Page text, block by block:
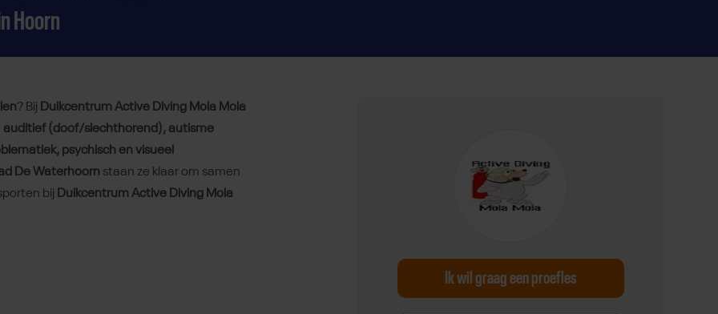
Hoorn
? Bij Duikcentrum Active Diving Mola Mola
auditief (doof/slechthorend), autisme
psychisch en visueel
De Waterhoorn staan ze klaar om samen
bij Duikcentrum Active Diving Mola
Ik wil graag een proefles